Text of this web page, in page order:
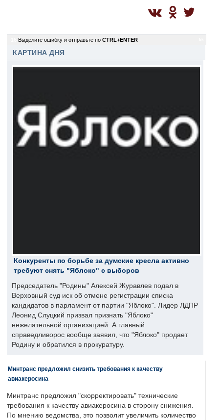
Выделите ошибку и отправьте по CTRL+ENTER
КАРТИНА ДНЯ
Конкуренты по борьбе за думские кресла активно
требуют снять "Яблоко" с выборов
Председатель "Родины" Алексей Журавлев подал в
Верховный суд иск об отмене регистрации списка
кандидатов в парламент от партии "Яблоко". Лидер ЛДПР
Леонид Слуцкий призвал признать "Яблоко"
нежелательной организацией. А главный
справедливорос вообще заявил, что "Яблоко" продает
Родину и обратился в прокуратуру.
Минтранс предложил снизить требования к качеству
авиакеросина
Минтранс предложил "скорректировать" технические
требования к качеству авиакеросина в сторону снижения.
По мнению ведомства, это позволит увеличить количество